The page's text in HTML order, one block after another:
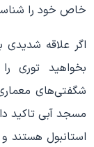
خاص خود را
اگر علاقه
بخواهید توری
شگفتی‌های معماری
مسجد آبی تاکید
استانبول هستند و